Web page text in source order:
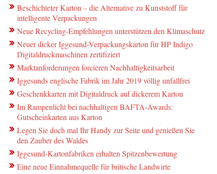
Beschichteter Karton – die Alternative zu Kunststoff für
intelligente Verpackungen
Neue Recycling-Empfehlungen unterstützen den Klimaschutz
Neuer dicker Iggesund-Verpackungskarton für HP Indigo
Digitaldruckmaschinen zertifiziert
Marktanforderungen forcieren Nachhaltigkeitsarbeit
Iggesunds englische Fabrik im Jahr 2019 völlig unfallfrei
Geschenkkarten mit Digitaldruck auf dickerem Karton
Im Rampenlicht bei nachhaltigen BAFTA-Awards:
Gutscheinkarten aus Karton
Legen Sie doch mal Ihr Handy zur Seite und genießen Sie
den Zauber des Waldes
Iggesund-Kartonfabriken erhalten Spitzenbewertung
Eine neue Einnahmequelle für britische Landwirte